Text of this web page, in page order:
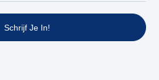
Schrijf Je In!